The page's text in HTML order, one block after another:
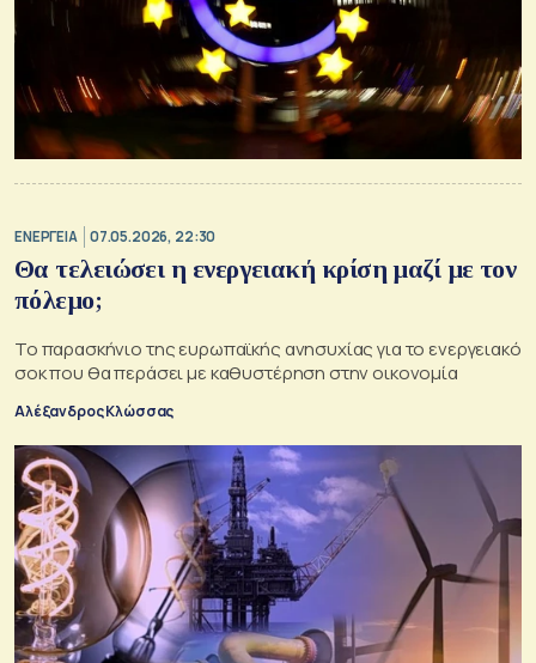
ΕΝΕΡΓΕΙΑ 07.05.2026, 22:30
Θα τελειώσει η ενεργειακή κρίση μαζί με τον
πόλεμο;
Το παρασκήνιο της ευρωπαϊκής ανησυχίας για το ενεργειακό
σοκ που θα περάσει με καθυστέρηση στην οικονομία
Αλέξανδρος Κλώσσας